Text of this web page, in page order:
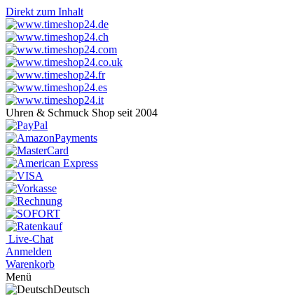
Direkt zum Inhalt
Uhren & Schmuck Shop seit 2004
Live-Chat
Anmelden
Warenkorb
Menü
Deutsch